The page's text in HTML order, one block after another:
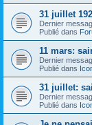
31 juillet
Dernier
Publié dans
11 mars:
Dernier
Publié dans
31 juillet:
Dernier
Publié dans